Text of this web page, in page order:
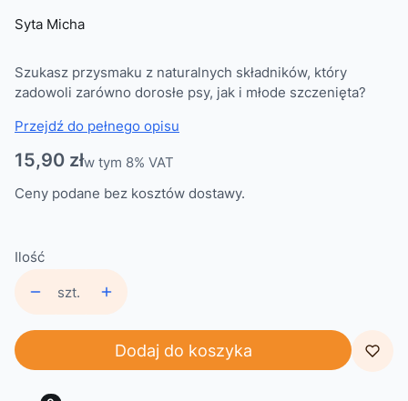
Syta Micha
Szukasz przysmaku z naturalnych składników, który
zadowoli zarówno dorosłe psy, jak i młode szczenięta?
Przejdź do pełnego opisu
Cena
15,90 złw tym 8% VAT
w tym 8% VAT
Ceny podane bez kosztów dostawy.
Ilość
szt.
Dodaj do koszyka